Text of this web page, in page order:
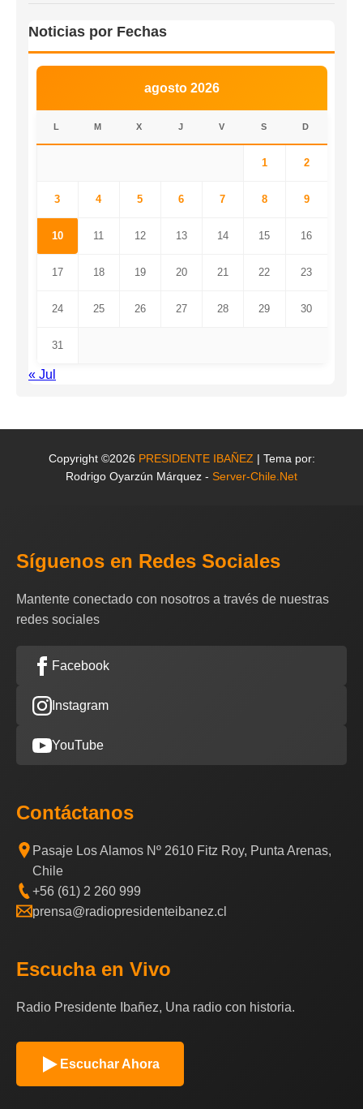
Noticias por Fechas
agosto 2026
L M X J V S D
1 2
3 4 5 6 7 8 9
10 11 12 13 14 15 16
17 18 19 20 21 22 23
24 25 26 27 28 29 30
31
« Jul
Copyright ©2026 PRESIDENTE IBAÑEZ | Tema por:
Rodrigo Oyarzún Márquez - Server-Chile.Net
Síguenos en Redes Sociales
Mantente conectado con nosotros a través de nuestras
redes sociales
Facebook
Instagram
YouTube
Contáctanos
Pasaje Los Alamos Nº 2610 Fitz Roy, Punta Arenas,
Chile
+56 (61) 2 260 999
prensa@radiopresidenteibanez.cl
Escucha en Vivo
Radio Presidente Ibañez, Una radio con historia.
Escuchar Ahora